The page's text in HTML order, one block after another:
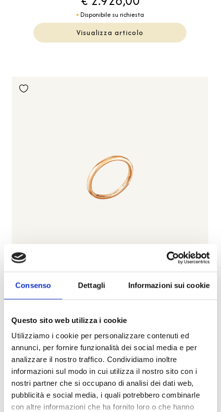
Consenso Dettagli Informazioni sui cookie
Questo sito web utilizza i cookie
Utilizziamo i cookie per personalizzare contenuti ed
annunci, per fornire funzionalità dei social media e per
analizzare il nostro traffico. Condividiamo inoltre
informazioni sul modo in cui utilizza il nostro sito con i
nostri partner che si occupano di analisi dei dati web,
pubblicità e social media, i quali potrebbero combinarle
con altre informazioni che ha fornito loro o che hanno
Disponibile su richiesta
Visualizza articolo
Les Eternelles
Chaumet - fede les eternelles de chaumet classiques
in oro rosa con diamante segreto - 083286 - 083286
€ 658,80
Disponibile su richiesta
Visualizza articolo